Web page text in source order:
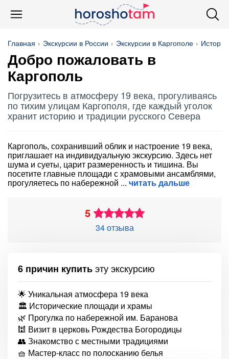
Главная Экскурсии в России Экскурсии в Каргополе
Добро пожаловать в
Каргополь
Погрузитесь в атмосферу 19 века, прогуливаясь
по тихим улицам Каргополя, где каждый уголок
хранит историю и традиции русского Севера
Каргополь, сохранивший облик и настроение 19 века,
приглашает на индивидуальную экскурсию. Здесь нет
шума и суеты, царит размеренность и тишина. Вы
посетите главные площади с храмовыми ансамблями,
прогуляетесь по набережной читать дальше
5
34 отзыва
6 причин купитьэту экскурсию
🌟 Уникальная атмосфера 19 века
🏛️ Исторические площади и храмы
🌿 Прогулка по набережной им. Баранова
🕍 Визит в церковь Рождества Богородицы
👥 Знакомство с местными традициями
🧺 Мастер-класс по полосканию белья